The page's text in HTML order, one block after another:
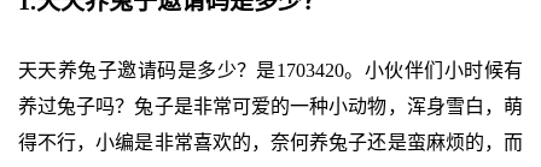
天天养兔子邀请码是多少？是1703420。小伙伴们小时候有
养过兔子吗？兔子是非常可爱的一种小动物，浑身雪白，萌
得不行，小编是非常喜欢的，奈何养兔子还是蛮麻烦的，而